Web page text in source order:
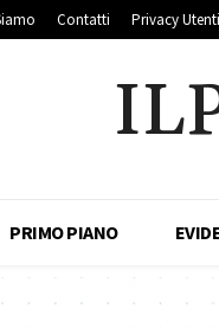
Contatti Privacy Utenti
PRIMO PIANO